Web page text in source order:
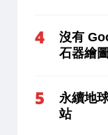
沒有
石器繪
永續地
站